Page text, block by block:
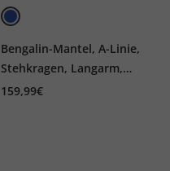
Bengalin-Mantel, A-Linie,
Stehkragen, Langarm,
Stretch
159,99€